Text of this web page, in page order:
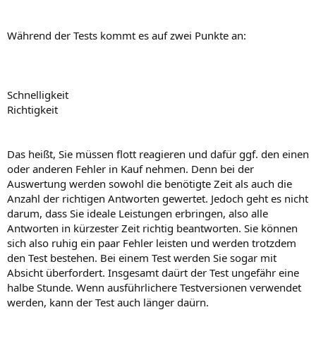
Während der Tests kommt es auf zwei Punkte an:
Schnelligkeit
Richtigkeit
Das heißt, Sie müssen flott reagieren und dafür ggf. den einen
oder anderen Fehler in Kauf nehmen. Denn bei der
Auswertung werden sowohl die benötigte Zeit als auch die
Anzahl der richtigen Antworten gewertet. Jedoch geht es nicht
darum, dass Sie ideale Leistungen erbringen, also alle
Antworten in kürzester Zeit richtig beantworten. Sie können
sich also ruhig ein paar Fehler leisten und werden trotzdem
den Test bestehen. Bei einem Test werden Sie sogar mit
Absicht überfordert. Insgesamt daürt der Test ungefähr eine
halbe Stunde. Wenn ausführlichere Testversionen verwendet
werden, kann der Test auch länger daürn.